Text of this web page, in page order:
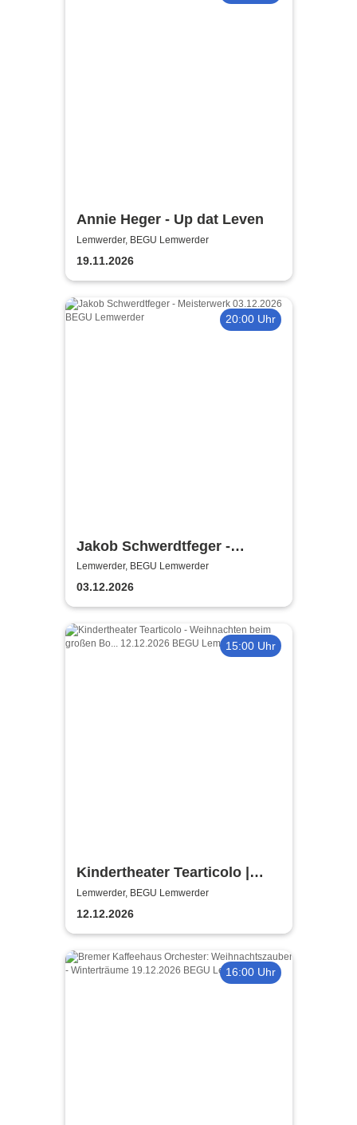
Annie Heger - Up dat Leven
Lemwerder, BEGU Lemwerder
19.11.2026
20:00 Uhr
Jakob Schwerdtfeger -
Meisterwerk
Lemwerder, BEGU Lemwerder
03.12.2026
15:00 Uhr
Kindertheater Tearticolo |
BEGU Lemwerder
Lemwerder, BEGU Lemwerder
12.12.2026
16:00 Uhr